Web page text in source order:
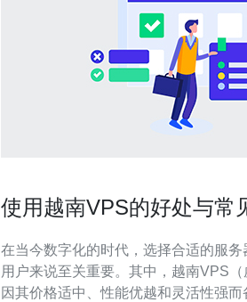
使用越南VPS的好处与常
在当今数字化的时代，选择合适的服务
用户来说至关重要。其中，越南VPS（
因其价格适中、性能优越和灵活性强而